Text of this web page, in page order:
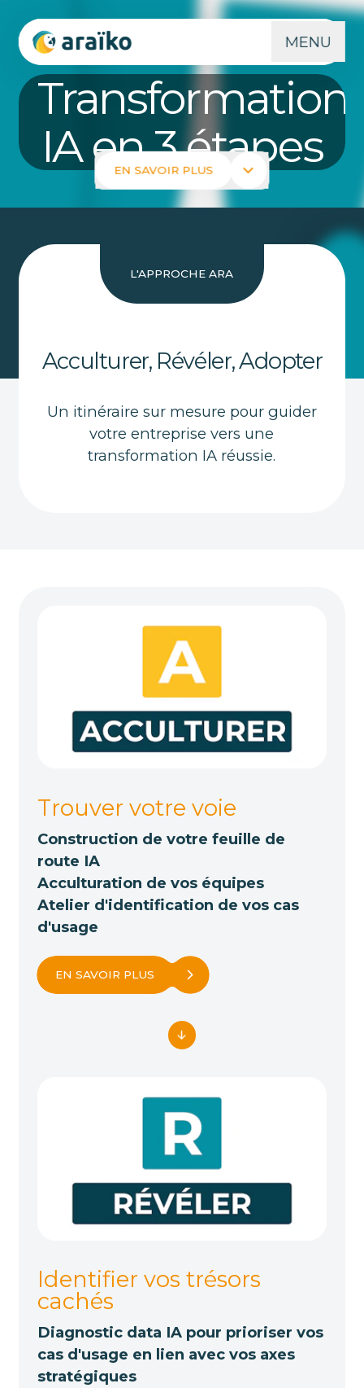
MENU
Transformation
IA en 3 étapes
EN SAVOIR PLUS
L'APPROCHE ARA
Acculturer, Révéler, Adopter
Un itinéraire sur mesure pour guider
votre entreprise vers une
transformation IA réussie.
Trouver votre voie
Construction de votre feuille de
route IA
Acculturation de vos équipes
Atelier d'identification de vos cas
d'usage
EN SAVOIR PLUS
Identifier vos trésors
cachés
Diagnostic data IA pour prioriser vos
cas d'usage en lien avec vos axes
stratégiques